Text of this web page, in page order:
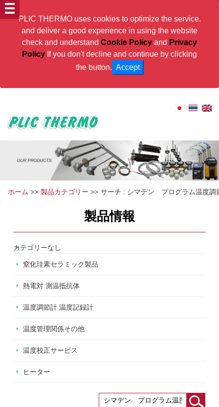
PLIC THERMO uses cookies to optimize the service.
and deliver a good experience in using the website
check and understand Cookie Policy and Privacy
Policy If you don't decline and continue by clicking
the button. Accept
ホーム >> 製品カテゴリー >> サーチ : シマデン プログラム温度調
製品情報
カテゴリーなし
窒化珪素セラミック製品
熱電対 測温抵抗体
温度調節計 温度記録計
温度管理関係その他
温度校正サービス
ヒーター